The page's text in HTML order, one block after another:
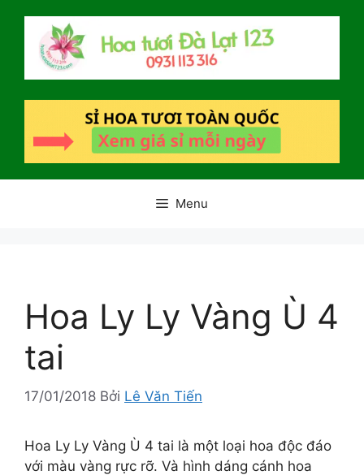
Menu
Hoa Ly Ly Vàng Ù 4
tai
17/01/2018 Bởi Lê Văn Tiến
Hoa Ly Ly Vàng Ù 4 tai là một loại hoa độc đáo
với màu vàng rực rỡ. Và hình dáng cánh hoa